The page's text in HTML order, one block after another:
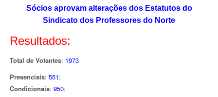
Sócios aprovam alterações dos Estatutos do
Sindicato dos Professores do Norte
Resultados:
Total de Votantes: 1973
Presenciais: 551;
Condicionais: 950;